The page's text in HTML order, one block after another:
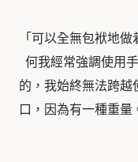
「可以全無包袱地
何我經常強調使用
的，我始終無法跨越
口，因為有一種重量